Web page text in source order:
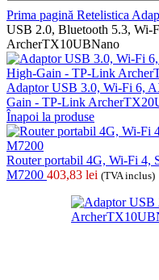
Prima pagină Retelistica
USB 2.0, Bluetooth 5.3,
ArcherTX10UBNano
Adaptor USB 3.0, Wi-Fi 6,
Gain - TP-Link
Înapoi la produse
Router portabil 4G, Wi-Fi 4,
M7200 403,83 lei (TVA inclus)